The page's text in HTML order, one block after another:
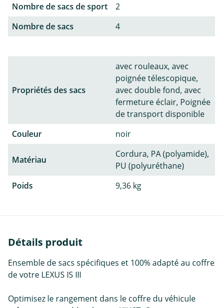
Nombre de sacs de sport
2
Nombre de sacs
4
Propriétés des sacs
avec rouleaux, avec
poignée télescopique,
avec double fond, avec
fermeture éclair, Poignée
de transport disponible
Couleur
noir
Matériau
Cordura, PA (polyamide),
PU (polyuréthane)
Poids
9,36 kg
Détails produit
Ensemble de sacs spécifiques et 100% adapté au coffre
de votre LEXUS IS III
Optimisez le rangement dans le coffre du véhicule